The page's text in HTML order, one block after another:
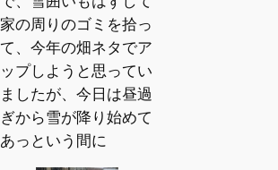
家の周りのゴミを拾っ
て、今年の畑ネタでア
ップしようと思ってい
ましたが、今日は昼過
ぎから雪が降り始めて
あっという間に